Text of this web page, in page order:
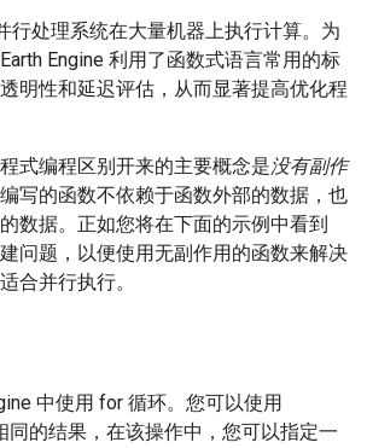
行处理系统在大量机器上执行计算。为
Engine 利用了函数式语言常用的标
明性和延迟评估，从而显著提高优化程
式编程区别开来的主要概念是没有副作
写的函数不依赖于函数外部的数据，也
数据。正如您将在下面的示例中看到
问题，以便使用无副作用的函数来解决
合并行执行。
中使用 for 循环。您可以使用
同的结果，在该操作中，您可以指定一